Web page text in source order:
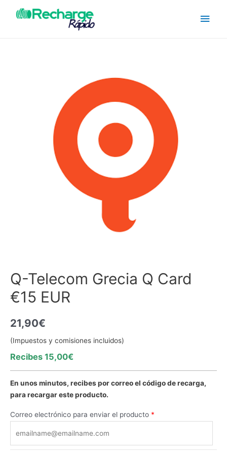
Q-Telecom Grecia Q Card
€15 EUR
21,90€
(Impuestos y comisiones incluidos)
Recibes 15,00€
En unos minutos, recibes por correo el código de recarga,
para recargar este producto.
Correo electrónico para enviar el producto *